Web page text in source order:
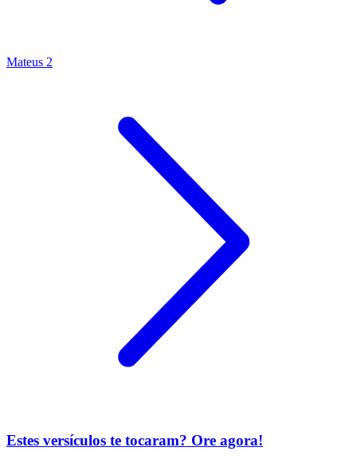
Mateus 2
Estes versículos te tocaram? Ore agora!